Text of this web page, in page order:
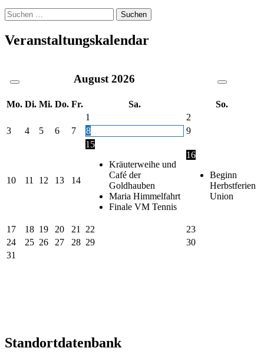
Suche
nach:
Veranstaltungskalendar
August 2026
Mo. Di. Mi. Do. Fr. Sa.
So.
1
2
3
4 5 6 7 8 9
10 11 12 13 14
15
Kräuterweihe und
Café der
Goldhauben
Maria Himmelfahrt
Finale VM Tennis
16
Beginn
Herbstferien
Union
17 18 19 20 21 22
23
24
25 26 27 28 29
30
31
Standortdatenbank